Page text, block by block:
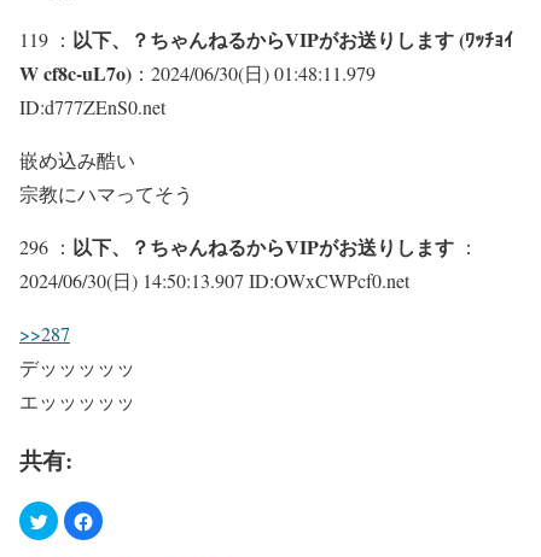
119 ： 以下、？ちゃんねるからVIPがお送りします (ﾜｯﾁｮｲ
W cf8c-uL7o) ：2024/06/30(日) 01:48:11.979
ID:d777ZEnS0.net
嵌め込み酷い
宗教にハマってそう
296 ： 以下、？ちゃんねるからVIPがお送りします ：
2024/06/30(日) 14:50:13.907 ID:OWxCWPcf0.net
>>287
デッッッッッ
エッッッッッ
共有: